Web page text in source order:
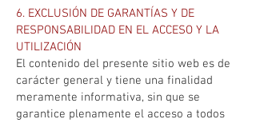
6. EXCLUSIÓN DE GARANTÍAS Y DE
RESPONSABILIDAD EN EL ACCESO Y LA
UTILIZACIÓN
El contenido del presente sitio web es de
carácter general y tiene una finalidad
meramente informativa, sin que se
garantice plenamente el acceso a todos